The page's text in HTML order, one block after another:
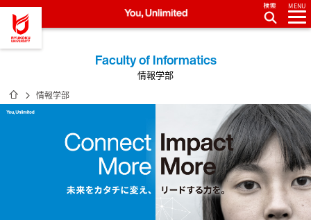
龍谷大学 You, Unlimited
MENU
Faculty of Informatics
情報学部
ホーム
情報学部